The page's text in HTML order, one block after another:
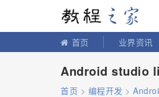
首页 业界资讯
Android studio
首页 > 编程开发 >